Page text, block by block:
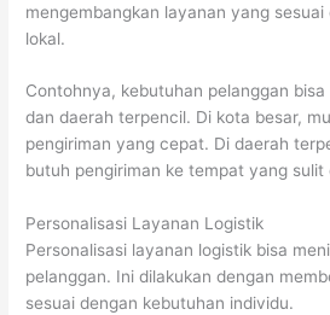
mengembangkan layanan yang
lokal.
Contohnya, kebutuhan pelanggan
dan daerah terpencil. Di kota besar,
pengiriman yang cepat. Di daerah
butuh pengiriman ke tempat yang sulit
Personalisasi Layanan Logistik
Personalisasi layanan logistik bisa
pelanggan. Ini dilakukan dengan
sesuai dengan kebutuhan individu.